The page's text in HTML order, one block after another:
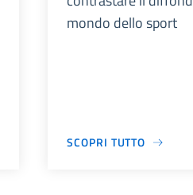
mondo dello sport
SCOPRI TUTTO